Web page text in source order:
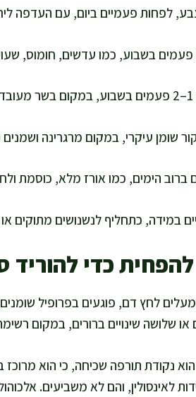
לפחות פעמיים ביום, עם העדפה
שומן עיקרי, במקום מרגרינה
ברוב הימים, כמו אורז מלא, כוסמת
במידה, כתחליף לנשנושים מתוקים
כדי להוריד
לחץ דם, פוגעים בפרופיל
או שלושה שינויים ברורים, במקום
נקודת תורפה שכיחה, כי הוא
לאינסולין, והם לא משביעים.